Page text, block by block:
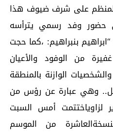
على شرف ضيوف هذا
حضور وفد رسمي يترأسه
بنبراهيم: ،كما حجت
من الوفود والأعيان
الوازنة بالمنطقة
وهي عبارة عن رؤس من
لزاوياختتمت أمس السبت
النسخةالعاشرة من الموسم